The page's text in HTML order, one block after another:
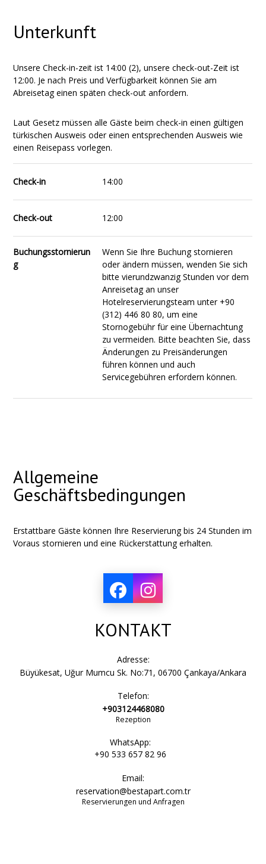
Unterkunft
Unsere Check-in-zeit ist 14:00 (2), unsere check-out-Zeit ist
12:00. Je nach Preis und Verfügbarkeit können Sie am
Abreisetag einen späten check-out anfordern.
Laut Gesetz müssen alle Gäste beim check-in einen gültigen
türkischen Ausweis oder einen entsprechenden Ausweis wie
einen Reisepass vorlegen.
Check-in 14:00
Check-out 12:00
Buchungsstornierun
g
Wenn Sie Ihre Buchung stornieren
oder ändern müssen, wenden Sie sich
bitte vierundzwanzig Stunden vor dem
Anreisetag an unser
Hotelreservierungsteam unter +90
(312) 446 80 80, um eine
Stornogebühr für eine Übernachtung
zu vermeiden. Bitte beachten Sie, dass
Änderungen zu Preisänderungen
führen können und auch
Servicegebühren erfordern können.
Allgemeine
Geschäftsbedingungen
Erstattbare Gäste können Ihre Reservierung bis 24 Stunden im
Voraus stornieren und eine Rückerstattung erhalten.
KONTAKT
Adresse:
Büyükesat, Uğur Mumcu Sk. No:71, 06700 Çankaya/Ankara
Telefon:
+903124468080
Rezeption
WhatsApp:
+90 533 657 82 96
Email:
reservation@bestapart.com.tr
Reservierungen und Anfragen